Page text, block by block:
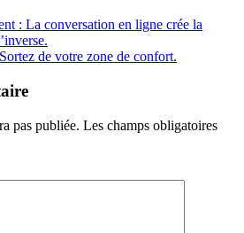
: La conversation en ligne crée la
Sortez de votre zone de confort.
pas publiée. Les champs obligatoires